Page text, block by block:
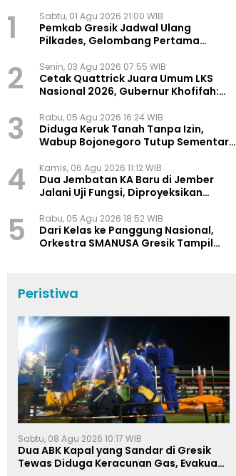
1 Sabtu, 01 Agu 2026 21:00 WIB
Pemkab Gresik Jadwal Ulang
Pilkades, Gelombang Pertama
2 Senin, 03 Agu 2026 07:55 WIB
Cetak Quattrick Juara Umum LKS
Nasional 2026, Gubernur Khofifah:
Indonesia
3 Rabu, 05 Agu 2026 16:24 WIB
Diduga Keruk Tanah Tanpa Izin,
Wabup Bojonegoro Tutup Sementara
4 Kamis, 06 Agu 2026 11:12 WIB
Dua Jembatan KA Baru di Jember
Jalani Uji Fungsi, Diproyeksikan
5 Rabu, 05 Agu 2026 18:52 WIB
Dari Kelas ke Panggung Nasional,
Orkestra SMANUSA Gresik Tampil
Peristiwa
Sabtu, 08 Agu 2026 10:17 WIB
Dua ABK Kapal yang Sandar di Gresik
Tewas Diduga Keracunan Gas, Evakuasi